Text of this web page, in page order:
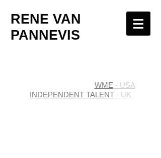
RENE VAN
PANNEVIS
WME - USA
INDEPENDENT TALENT - UK